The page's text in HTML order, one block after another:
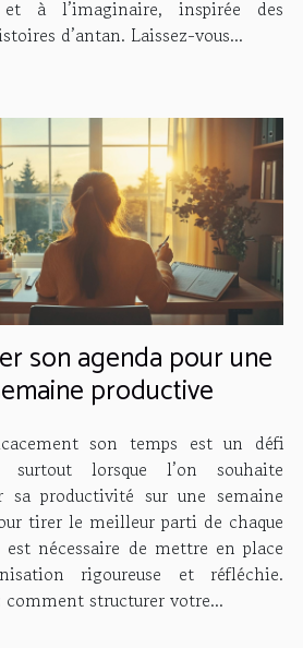
et à l’imaginaire, inspirée des
d’antan. Laissez-vous...
son agenda pour une
productive
son temps est un défi
surtout lorsque l’on souhaite
sa productivité sur une semaine
tirer le meilleur parti de chaque
nécessaire de mettre en place
rigoureuse et réfléchie.
comment structurer votre...